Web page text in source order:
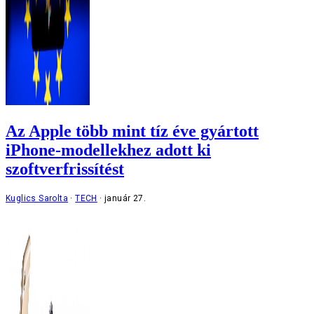
Az Apple több mint tíz éve gyártott
iPhone-modellekhez adott ki
szoftverfrissítést
Kuglics Sarolta TECH január 27.